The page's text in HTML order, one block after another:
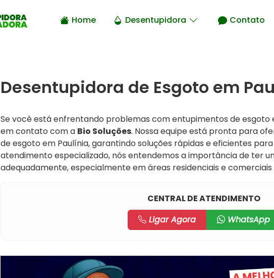
Home Desentupidora Contato
Desentupidora de Esgoto em
Se você está enfrentando problemas com entupimentos de esgoto
em contato com a Bio Soluções. Nossa equipe está pronta para
de esgoto em Paulínia, garantindo soluções rápidas e eficientes
atendimento especializado, nós entendemos a importância de ter
adequadamente, especialmente em áreas residenciais e comerciais
CENTRAL DE ATENDIMENTO
Ligar Agora
WhatsApp